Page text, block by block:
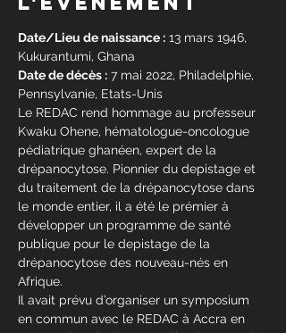
Date/Lieu de naissance : 13 mars 1946,
Kukurantumi, Ghana
Date de décès : 7 mai 2022, Philadelphie,
Pennsylvanie, Etats-Unis
Le REDAC rend hommage au professeur
Kwaku Ohene, hématologue-oncologue
pédiatrique ghanéen, expert de la
drépanocytose. Pionnier du depistage et
du traitement de la drépanocytose dans
le monde entier, il a été le prémier à
développer un programme de santé
publique pour le depistage de la
drépanocytose des nouveau-nés en
Afrique.
Il avait prévu d’organiser un symposium
en commun avec le REDAC à Accra en